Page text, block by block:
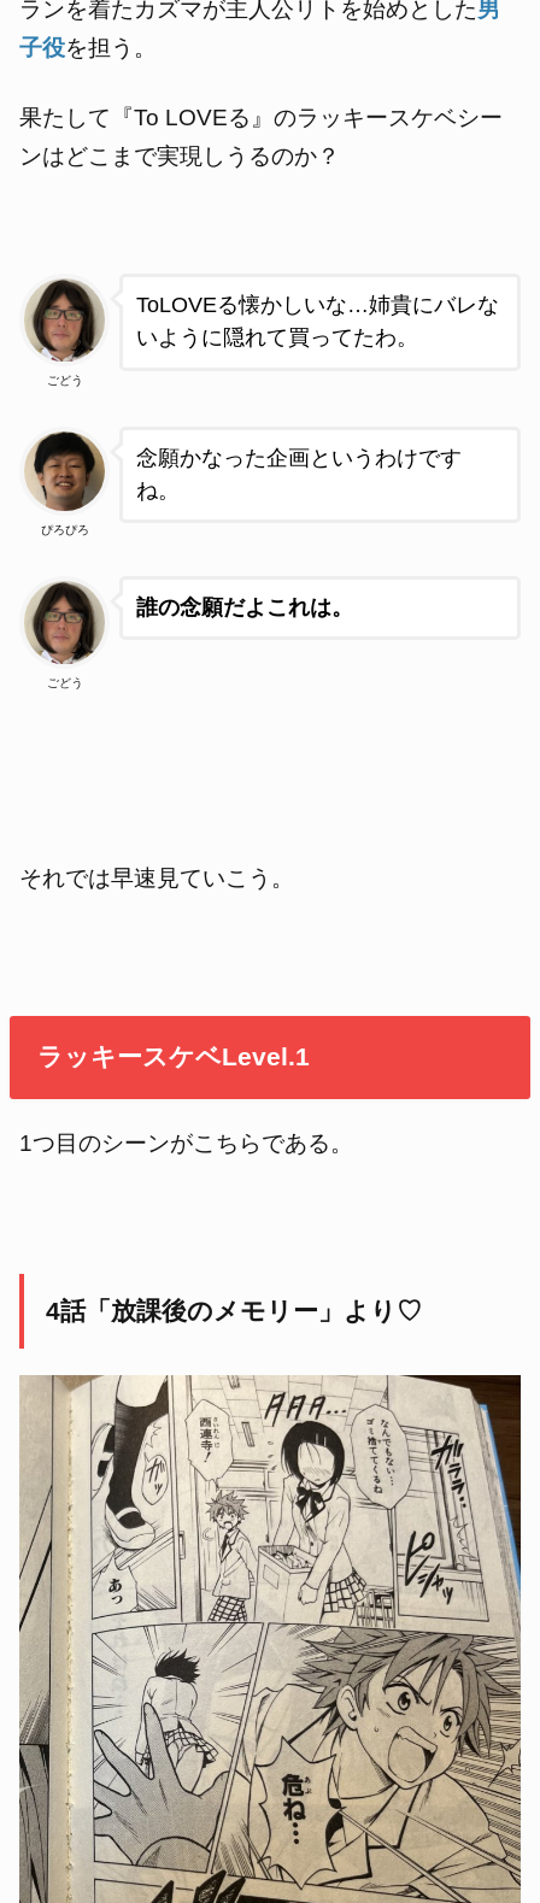
ランを着たカズマが主人公リトを始めとした男
子役を担う。
果たして『To LOVEる』のラッキースケベシー
ンはどこまで実現しうるのか？
ごどう
ToLOVEる懐かしいな…姉貴にバレな
いように隠れて買ってたわ。
ぴろぴろ
念願かなった企画というわけです
ね。
ごどう
誰の念願だよこれは。
それでは早速見ていこう。
ラッキースケベLevel.1
1つ目のシーンがこちらである。
4話「放課後のメモリー」より♡